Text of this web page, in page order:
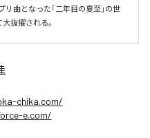
曲となった「二年目の夏至」の世
抜擢される。
chika.com/
e.com/